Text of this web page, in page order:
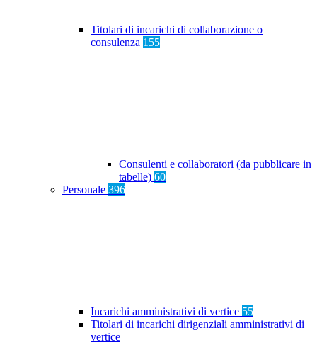
Titolari di incarichi di collaborazione o
consulenza 155
Consulenti e collaboratori (da pubblicare in
tabelle) 60
Personale 396
Incarichi amministrativi di vertice 55
Titolari di incarichi dirigenziali amministrativi di
vertice